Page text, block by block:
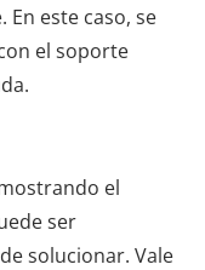
este caso, se
el soporte
el
ser
solucionar. Vale